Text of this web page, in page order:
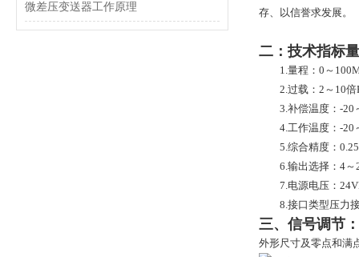
微差压变送器工作原理
存、以信誉求发展。
二：技术指标
1.量程：0～
2.过载：2～10倍
3.补偿温度：-20
4.工作温度：-20
5.综合精度：
6.输出选择：4～
7.电源电压：
8.接口类型压力接
三、信号调节：
外形尺寸及零点和满